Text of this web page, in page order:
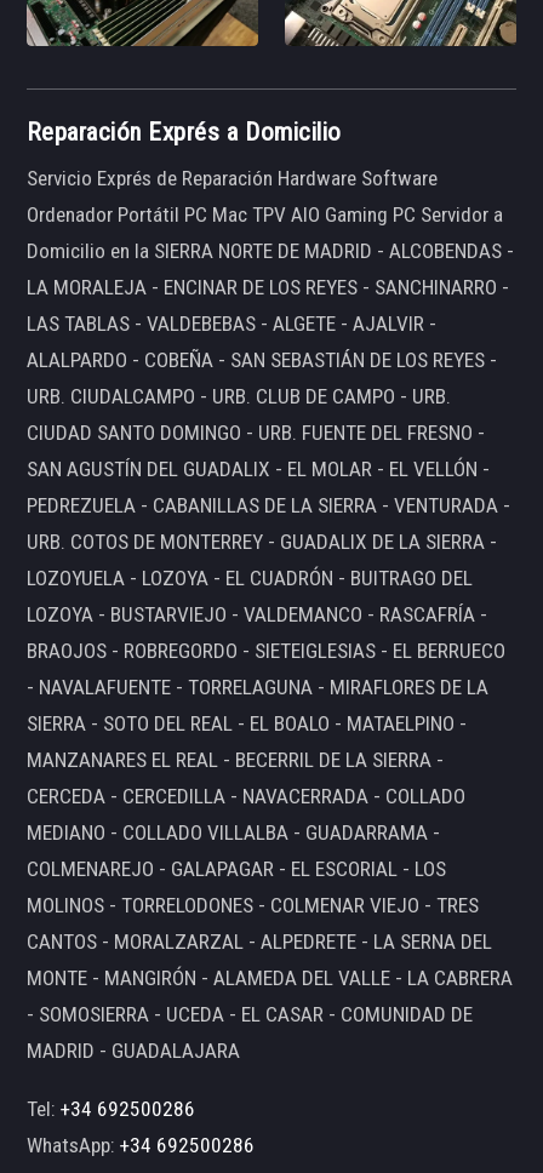
Reparación Exprés a Domicilio
Servicio Exprés de Reparación Hardware Software
Ordenador Portátil PC Mac TPV AIO Gaming PC Servidor a
Domicilio en la SIERRA NORTE DE MADRID - ALCOBENDAS -
LA MORALEJA - ENCINAR DE LOS REYES - SANCHINARRO -
LAS TABLAS - VALDEBEBAS - ALGETE - AJALVIR -
ALALPARDO - COBEÑA - SAN SEBASTIÁN DE LOS REYES -
URB. CIUDALCAMPO - URB. CLUB DE CAMPO - URB.
CIUDAD SANTO DOMINGO - URB. FUENTE DEL FRESNO -
SAN AGUSTÍN DEL GUADALIX - EL MOLAR - EL VELLÓN -
PEDREZUELA - CABANILLAS DE LA SIERRA - VENTURADA -
URB. COTOS DE MONTERREY - GUADALIX DE LA SIERRA -
LOZOYUELA - LOZOYA - EL CUADRÓN - BUITRAGO DEL
LOZOYA - BUSTARVIEJO - VALDEMANCO - RASCAFRÍA -
BRAOJOS - ROBREGORDO - SIETEIGLESIAS - EL BERRUECO
- NAVALAFUENTE - TORRELAGUNA - MIRAFLORES DE LA
SIERRA - SOTO DEL REAL - EL BOALO - MATAELPINO -
MANZANARES EL REAL - BECERRIL DE LA SIERRA -
CERCEDA - CERCEDILLA - NAVACERRADA - COLLADO
MEDIANO - COLLADO VILLALBA - GUADARRAMA -
COLMENAREJO - GALAPAGAR - EL ESCORIAL - LOS
MOLINOS - TORRELODONES - COLMENAR VIEJO - TRES
CANTOS - MORALZARZAL - ALPEDRETE - LA SERNA DEL
MONTE - MANGIRÓN - ALAMEDA DEL VALLE - LA CABRERA
- SOMOSIERRA - UCEDA - EL CASAR - COMUNIDAD DE
MADRID - GUADALAJARA
Tel:+34 692500286
WhatsApp:+34 692500286